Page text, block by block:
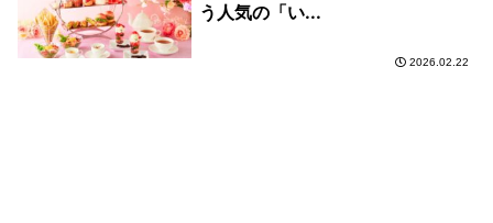
う人気の「い...
2026.02.22